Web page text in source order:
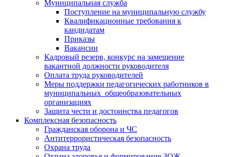
Муниципальная служба
Поступление на муниципальную службу
Квалификационные требования к
кандидатам
Приказы
Вакансии
Кадровый резерв, конкурс на замещение
вакантной должности руководителя
Оплата труда руководителей
Меры поддержки педагогических работников в
муниципальных общеобразовательных
организациях
Защита чести и достоинства педагогов
Комплексная безопасность
Гражданская оборона и ЧС
Антитеррористическая безопасность
Охрана труда